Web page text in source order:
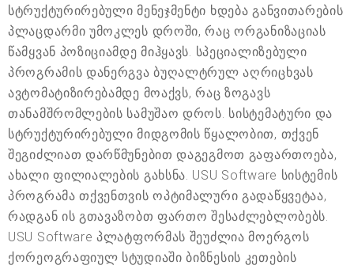
სტრუქტურირებული მენეჯმენტი ხდება განვითარების
პლაცდარმი უმოკლეს დროში, რაც ორგანიზაციას
წამყვან პოზიციამდე მიჰყავს. სპეციალიზებული
პროგრამის დანერგვა ბუღალტრულ აღრიცხვას
ავტომატიზირებამდე მოაქვს, რაც ზოგავს
თანამშრომლების სამუშაო დროს. სისტემატური და
სტრუქტურირებული მიდგომის წყალობით, თქვენ
შეგიძლიათ დარწმუნებით დაგეგმოთ გაფართოება,
ახალი ფილიალების გახსნა. USU Software სისტემის
პროგრამა თქვენთვის ოპტიმალური გადაწყვეტაა,
რადგან ის გთავაზობთ ფართო შესაძლებლობებს.
USU Software პლატფორმას შეუძლია მოერგოს
ქორეოგრაფიულ სტუდიაში ბიზნესის კეთების